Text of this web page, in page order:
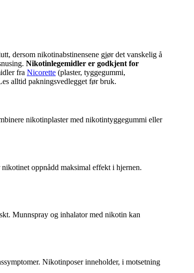
dersom nikotinabstinensene gjør det vanskelig å
Nikotinlegemidler er godkjent for
fra Nicorette (plaster, tyggegummi,
alltid pakningsvedlegget før bruk.
nikotinplaster med nikotintyggegummi eller
oppnådd maksimal effekt i hjernen.
Munnspray og inhalator med nikotin kan
Nikotinposer inneholder, i motsetning